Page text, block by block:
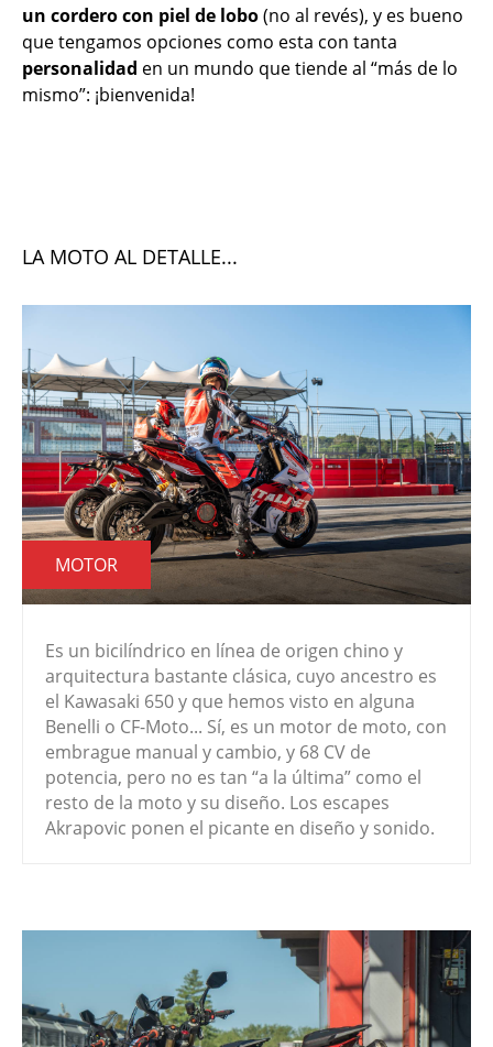
un cordero con piel de lobo(no al revés), y es bueno
que tengamos opciones como esta con tanta
personalidad en un mundo que tiende al “más de lo
mismo”: ¡bienvenida!
LA MOTO AL DETALLE...
MOTOR
Es un bicilíndrico en línea de origen chino y
arquitectura bastante clásica, cuyo ancestro es
el Kawasaki 650 y que hemos visto en alguna
Benelli o CF-Moto... Sí, es un motor de moto, con
embrague manual y cambio, y 68 CV de
potencia, pero no es tan “a la última” como el
resto de la moto y su diseño. Los escapes
Akrapovic ponen el picante en diseño y sonido.